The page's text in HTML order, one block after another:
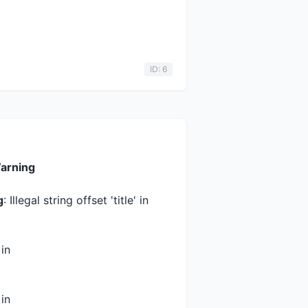
ID: 6
: Illegal string offset 'title' in